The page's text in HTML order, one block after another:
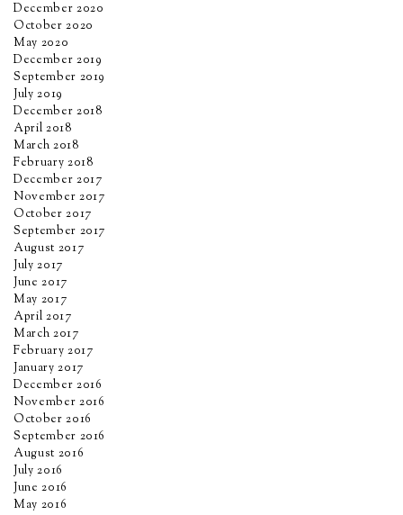
December 2020
October 2020
May 2020
December 2019
September 2019
July 2019
December 2018
April 2018
March 2018
February 2018
December 2017
November 2017
October 2017
September 2017
August 2017
July 2017
June 2017
May 2017
April 2017
March 2017
February 2017
January 2017
December 2016
November 2016
October 2016
September 2016
August 2016
July 2016
June 2016
May 2016